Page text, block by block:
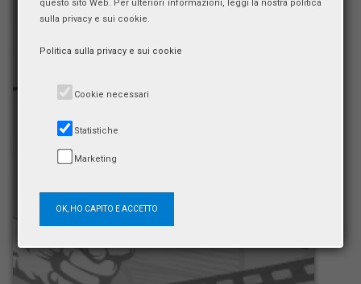
questo sito Web. Per ulteriori informazioni, leggi la nostra politica
sulla privacy e sui cookie.
Politica sulla privacy e sui cookie
Cookie necessari
Statistiche
Marketing
OK, HO CAPITO E ACCETTO